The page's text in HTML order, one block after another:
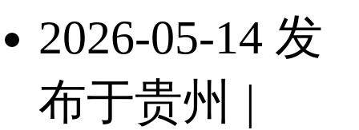
2026-05-14 发
布于贵州 |